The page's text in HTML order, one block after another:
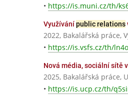
• https://is.muni.cz/th/
Využívánípublic relations
2022, Bakalářská práce,
• https://is.vsfs.cz/th/
Nová média, sociální sítě
2025, Bakalářská práce,
• https://is.ucp.cz/th/